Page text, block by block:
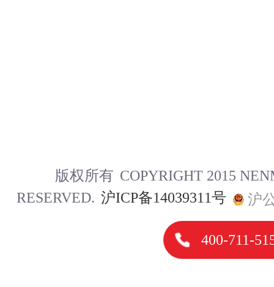
版权所有 COPYRIGHT 2015
RESERVED. 沪ICP备14039311号 沪
400-711-